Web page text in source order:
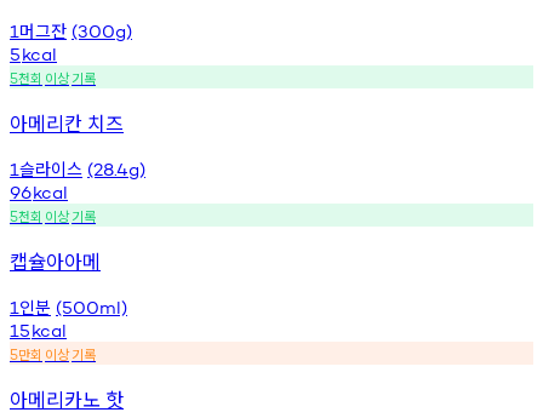
1 머그잔 (300g)
5kcal
5천회 이상기록
아메리칸 치즈
1슬라이스 (28.4g)
96kcal
5천회 이상기록
캡슐아아메
1 인분 (500ml)
15kcal
5만회 이상기록
아메리카노 핫